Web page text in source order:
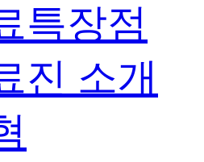
특장점
진 소개